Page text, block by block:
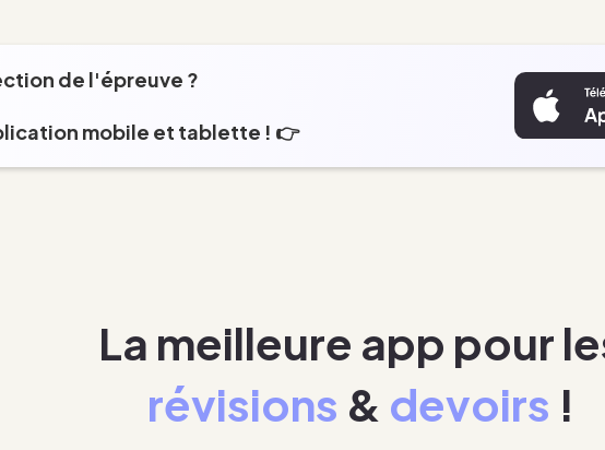
de l'épreuve ?
mobile et tablette ! 👉
La meilleure app pour
révisions & devoirs !